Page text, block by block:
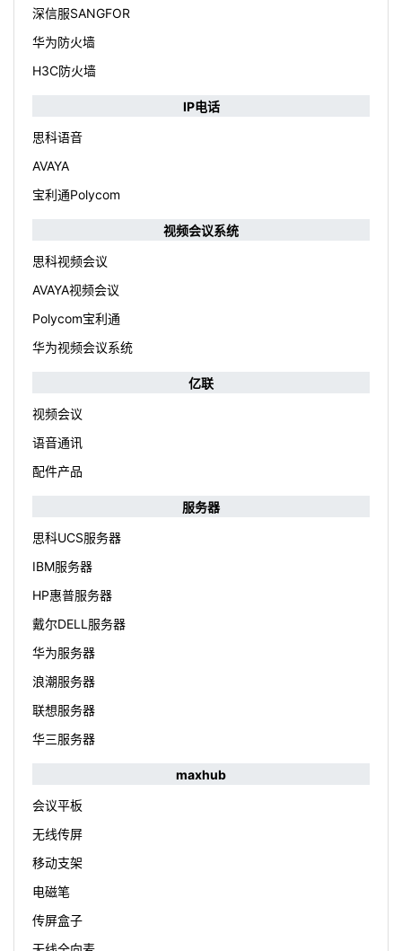
深信服SANGFOR
华为防火墙
H3C防火墙
IP电话
思科语音
AVAYA
宝利通Polycom
视频会议系统
思科视频会议
AVAYA视频会议
Polycom宝利通
华为视频会议系统
亿联
视频会议
语音通讯
配件产品
服务器
思科UCS服务器
IBM服务器
HP惠普服务器
戴尔DELL服务器
华为服务器
浪潮服务器
联想服务器
华三服务器
maxhub
会议平板
无线传屏
移动支架
电磁笔
传屏盒子